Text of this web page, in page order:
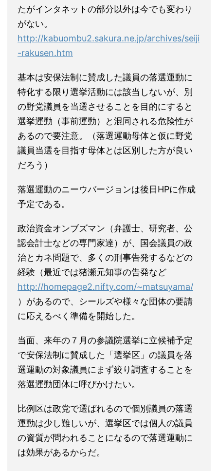
たがインタネットの部分以外は今でも変わり
がない。
http://kabuombu2.sakura.ne.jp/archives/seiji
-rakusen.htm
基本は安保法制に賛成した議員の落選運動に
特化する限り選挙活動には該当しないが、別
の野党議員を当選させることを目的にすると
選挙運動（事前運動）と混同される危険性が
あるので要注意。（落選運動母体と仮に野党
議員当選を目指す母体とは区別した方が良い
だろう）
落選運動のニーウバージョンは後日HPに作成
予定である。
政治資金オンブズマン（弁護士、研究者、公
認会計士などの専門家達）が、国会議員の政
治とカネ問題で、多くの刑事告発するなどの
経験（最近では猪瀬元知事の告発など
http://homepage2.nifty.com/~matsuyama/
）があるので、シールズや様々な団体の要請
に応えるべく準備を開始した。
当面、来年の７月の参議院選挙に立候補予定
で安保法制に賛成した「選挙区」の議員を落
選運動の対象議員にまず絞り調査することを
落選運動団体に呼びかけたい。
比例区は政党で選ばれるので個別議員の落選
運動は少し難しいが、選挙区では個人の議員
の資質が問われることになるので落選運動に
は効果があるからだ。